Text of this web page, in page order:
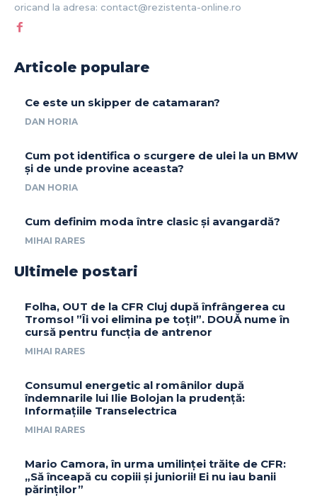
oricand la adresa: contact@rezistenta-online.ro
Articole populare
Ce este un skipper de catamaran?
DAN HORIA
Cum pot identifica o scurgere de ulei la un BMW
și de unde provine aceasta?
DAN HORIA
Cum definim moda între clasic și avangardă?
MIHAI RARES
Ultimele postari
Folha, OUT de la CFR Cluj după înfrângerea cu
Tromso! ”Îi voi elimina pe toți!”. DOUĂ nume în
cursă pentru funcția de antrenor
MIHAI RARES
Consumul energetic al românilor după
îndemnarile lui Ilie Bolojan la prudență:
Informațiile Transelectrica
MIHAI RARES
Mario Camora, în urma umilinței trăite de CFR:
„Să înceapă cu copiii și juniorii! Ei nu iau banii
părinților”